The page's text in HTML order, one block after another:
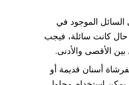
الموجود في
حال كانت سائلة، فيجب
الأقصى والأدنى.
أسنان قديمة أو